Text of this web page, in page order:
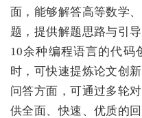
面，能够解答高等数学
题，提供解题思路与引
10余种编程语言的代码
时，可快速提炼论文创
问答方面，可通过多轮
供全面、快速、优质的